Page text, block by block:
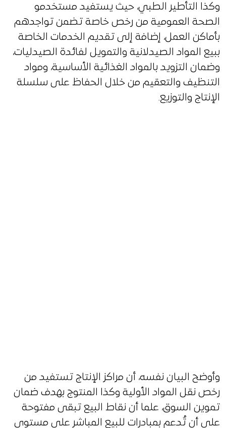
وكذا التأطير الطبي، حيث يستفيد مستخدمو
الصحة العمومية من رخص خاصة تضمن تواجدهم
بأماكن العمل، إضافة إلى تقديم الخدمات الخاصة
ببيع المواد الصيدلانية والتمويل لفائدة الصيدليات،
وضمان التزويد بالمواد الغذائية الأساسية، ومواد
التنظيف والتعقيم من خلال الحفاظ على سلسلة
الإنتاج والتوزيع.
وأوضح البيان نفسه، أن مراكز الإنتاج تستفيد من
رخص نقل المواد الأولية وكذا المنتوج بهدف ضمان
تموين السوق، علما أن نقاط البيع تبقى مفتوحة
على أن تُدعم بمبادرات للبيع المباشر على مستوى